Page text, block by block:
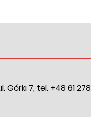
Górki 7, tel. +48 61